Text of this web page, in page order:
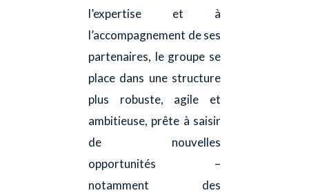
l’expertise et à
l’accompagnement de ses
partenaires, le groupe se
place dans une structure
plus robuste, agile et
ambitieuse, prête à saisir
de nouvelles
opportunités –
notamment des